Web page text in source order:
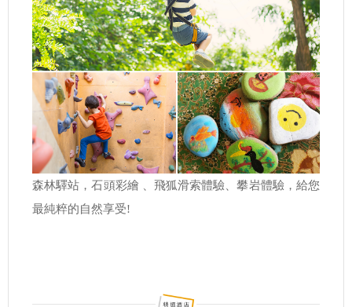
森林驛站，石頭彩繪 、飛狐滑索體驗、攀岩體驗，給您
最純粹的自然享受!